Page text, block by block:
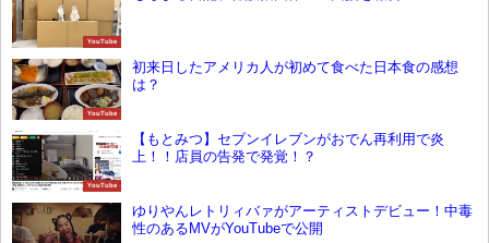
YouTube
YouTube
初来日したアメリカ人が初めて食べた日本食の感想
は？
YouTube
【もとみつ】セブンイレブンがおでん再利用で炎
上！！店員の告発で発覚！？
ゆりやんレトリィバァがアーティストデビュー！中毒
性のあるMVがYouTubeで公開